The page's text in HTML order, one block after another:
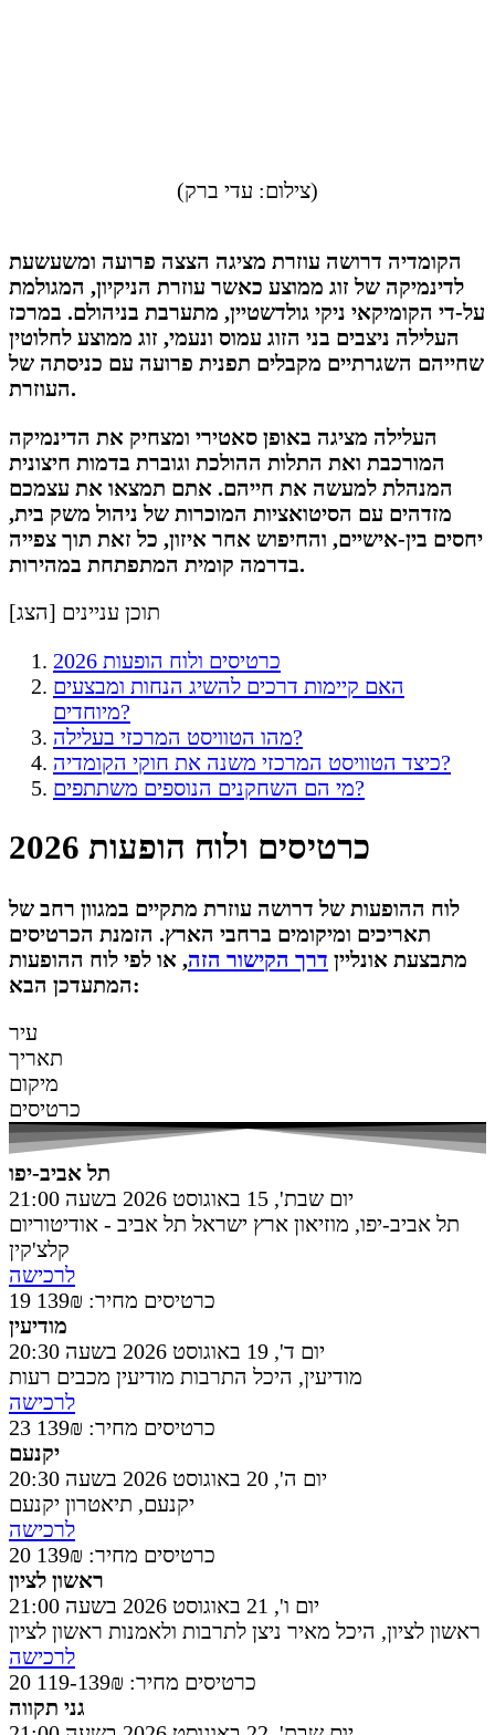
(צילום: עדי ברק)
הקומדיה דרושה עוזרת מציגה הצצה פרועה ומשעשעת
לדינמיקה של זוג ממוצע כאשר עוזרת הניקיון, המגולמת
על-די הקומיקאי ניקי גולדשטיין, מתערבת בניהולם. במרכז
העלילה ניצבים בני הזוג עמוס ונעמי, זוג ממוצע לחלוטין
שחייהם השגרתיים מקבלים תפנית פרועה עם כניסתה של
העוזרת.
העלילה מציגה באופן סאטירי ומצחיק את הדינמיקה
המורכבת ואת התלות ההולכת וגוברת בדמות חיצונית
המנהלת למעשה את חייהם. אתם תמצאו את עצמכם
מזדהים עם הסיטואציות המוכרות של ניהול משק בית,
יחסים בין-אישיים, והחיפוש אחר איזון, כל זאת תוך צפייה
בדרמה קומית המתפתחת במהירות.
תוכן עניינים [הצג]
כרטיסים ולוח הופעות 2026
האם קיימות דרכים להשיג הנחות ומבצעים
מיוחדים?
מהו הטוויסט המרכזי בעלילה?
כיצד הטוויסט המרכזי משנה את חוקי הקומדיה?
מי הם השחקנים הנוספים משתתפים?
כרטיסים ולוח הופעות 2026
לוח ההופעות של דרושה עוזרת מתקיים במגוון רחב של
תאריכים ומיקומים ברחבי הארץ. הזמנת הכרטיסים
מתבצעת אונליין דרך הקישור הזה, או לפי לוח ההופעות
המתעדכן הבא:
עיר
תאריך
מיקום
כרטיסים
תל אביב-יפו
יום שבת', 15 באוגוסט 2026 בשעה 21:00
תל אביב-יפו, מוזיאון ארץ ישראל תל אביב - אודיטוריום
קלצ'קין
לרכישה
19 כרטיסים מחיר: 139₪
מודיעין
יום ד', 19 באוגוסט 2026 בשעה 20:30
מודיעין, היכל התרבות מודיעין מכבים רעות
לרכישה
23 כרטיסים מחיר: 139₪
יקנעם
יום ה', 20 באוגוסט 2026 בשעה 20:30
יקנעם, תיאטרון יקנעם
לרכישה
20 כרטיסים מחיר: 139₪
ראשון לציון
יום ו', 21 באוגוסט 2026 בשעה 21:00
ראשון לציון, היכל מאיר ניצן לתרבות ולאמנות ראשון לציון
לרכישה
20 כרטיסים מחיר: 119-139₪
גני תקווה